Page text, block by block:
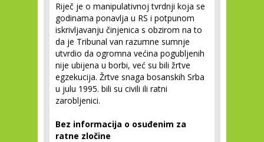
Riječ je o manipulativnoj tvrdnji koja se
godinama ponavlja u RS i potpunom
iskrivljavanju činjenica s obzirom na to
da je Tribunal van razumne sumnje
utvrdio da ogromna većina pogubljenih
nije ubijena u borbi, već su bili žrtve
egzekucija. Žrtve snaga bosanskih Srba
u julu 1995. bili su civili ili ratni
zarobljenici.
Bez informacija o osuđenim za
ratne zločine